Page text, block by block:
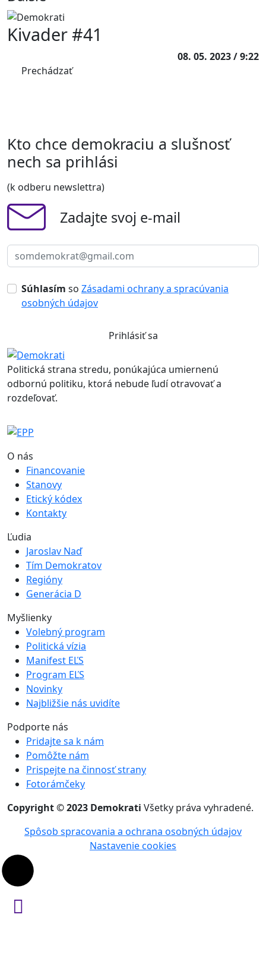
Prechádzať
Kivader #41
08. 05. 2023 / 9:22
Kto chce demokraciu a slušnosť
nech sa prihlási
(k odberu newslettra)
Zadajte svoj e-mail
Súhlasím so Zásadami ochrany a spracúvania
osobných údajov
Prihlásiť sa
Politická strana stredu, ponúkajúca umiernenú
odbornú politiku, ktorá nebude ľudí otravovať a
rozdeľovať.
O nás
Financovanie
Stanovy
Etický kódex
Kontakty
Ľudia
Jaroslav Naď
Tím Demokratov
Regióny
Generácia D
Myšlienky
Volebný program
Politická vízia
Manifest EĽS
Program EĽS
Novinky
Najbližšie nás uvidíte
Podporte nás
Pridajte sa k nám
Pomôžte nám
Prispejte na činnosť strany
Fotorámčeky
Copyright © 2023 Demokrati Všetky práva vyhradené.
Spôsob spracovania a ochrana osobných údajov
Nastavenie cookies